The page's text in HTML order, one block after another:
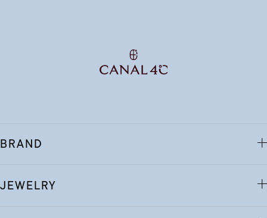
BRAND
JEWELRY